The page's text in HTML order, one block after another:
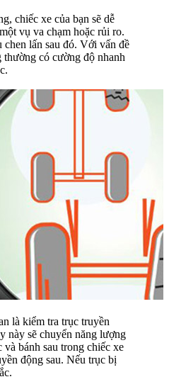
chiếc xe của bạn sẽ dễ
vụ va chạm hoặc rủi ro.
chen lấn sau đó. Với vấn đề
thường có cường độ nhanh
là kiểm tra trục truyền
này sẽ chuyển năng lượng
và bánh sau trong chiếc xe
động sau. Nếu trục bị